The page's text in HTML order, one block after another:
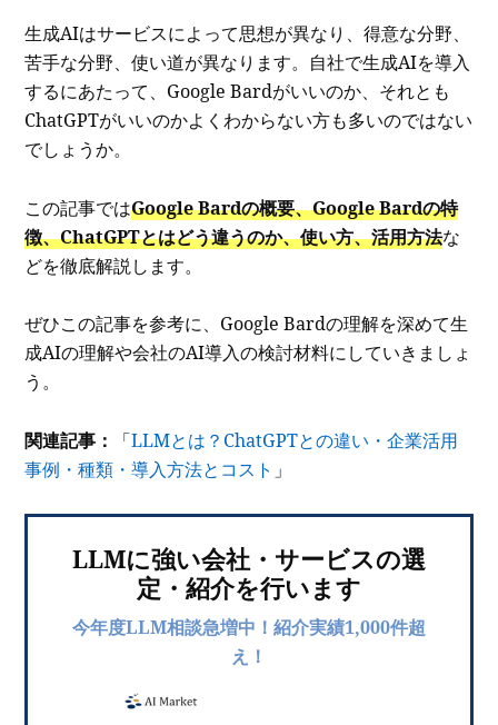
生成AIはサービスによって思想が異なり、得意な分野、
苦手な分野、使い道が異なります。自社で生成AIを導入
するにあたって、Google Bardがいいのか、それとも
ChatGPTがいいのかよくわからない方も多いのではない
でしょうか。
この記事ではGoogle Bardの概要、Google Bardの特
徴、ChatGPTとはどう違うのか、使い方、活用方法な
どを徹底解説します。
ぜひこの記事を参考に、Google Bardの理解を深めて生
成AIの理解や会社のAI導入の検討材料にしていきましょ
う。
関連記事： 「LLMとは？ChatGPTとの違い・企業活用
事例・種類・導入方法とコスト 」
LLMに強い会社・サービスの選
定・紹介を行います
今年度LLM相談急増中！紹介実績1,000件超
え！